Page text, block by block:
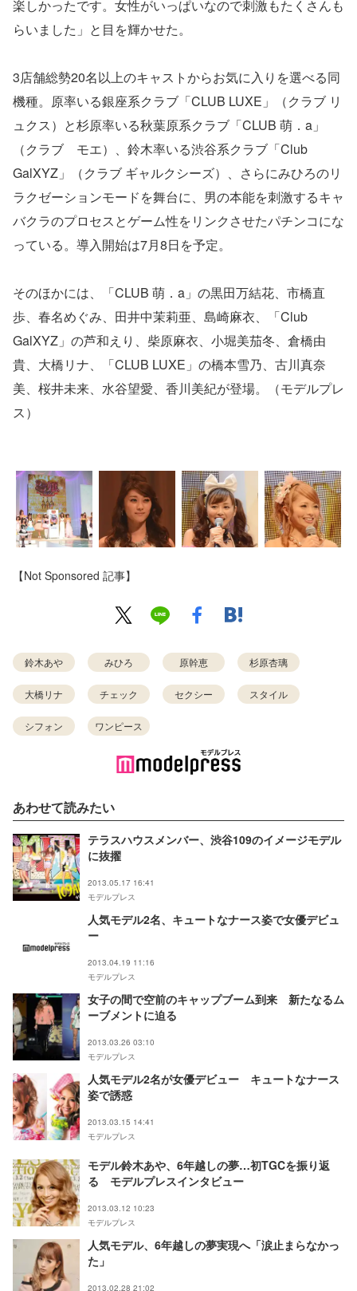
楽しかったです。女性がいっぱいなので刺激もたくさんも
らいました」と目を輝かせた。
3店舗総勢20名以上のキャストからお気に入りを選べる同
機種。原率いる銀座系クラブ「CLUB LUXE」（クラブ リ
ュクス）と杉原率いる秋葉原系クラブ「CLUB 萌．a」
（クラブ モエ）、鈴木率いる渋谷系クラブ「Club
GalXYZ」（クラブ ギャルクシーズ）、さらにみひろのリ
ラクゼーションモードを舞台に、男の本能を刺激するキャ
バクラのプロセスとゲーム性をリンクさせたパチンコにな
っている。導入開始は7月8日を予定。
そのほかには、「CLUB 萌．a」の黒田万結花、市橋直
歩、春名めぐみ、田井中茉莉亜、島崎麻衣、「Club
GalXYZ」の芦和えり、柴原麻衣、小堀美茄冬、倉橋由
貴、大橋リナ、「CLUB LUXE」の橋本雪乃、古川真奈
美、桜井未来、水谷望愛、香川美紀が登場。（モデルプレ
ス）
【Not Sponsored 記事】
鈴木あや みひろ 原幹恵 杉原杏璃
大橋リナ チェック セクシー スタイル
シフォン ワンピース
あわせて読みたい
テラスハウスメンバー、渋谷109のイメージモデル
に抜擢
2013.05.17 16:41
モデルプレス
人気モデル2名、キュートなナース姿で女優デビュ
ー
2013.04.19 11:16
モデルプレス
女子の間で空前のキャップブーム到来 新たなるム
ーブメントに迫る
2013.03.26 03:10
モデルプレス
人気モデル2名が女優デビュー キュートなナース
姿で誘惑
2013.03.15 14:41
モデルプレス
モデル鈴木あや、6年越しの夢…初TGCを振り返
る モデルプレスインタビュー
2013.03.12 10:23
モデルプレス
人気モデル、6年越しの夢実現へ「涙止まらなかっ
た」
2013.02.28 21:02